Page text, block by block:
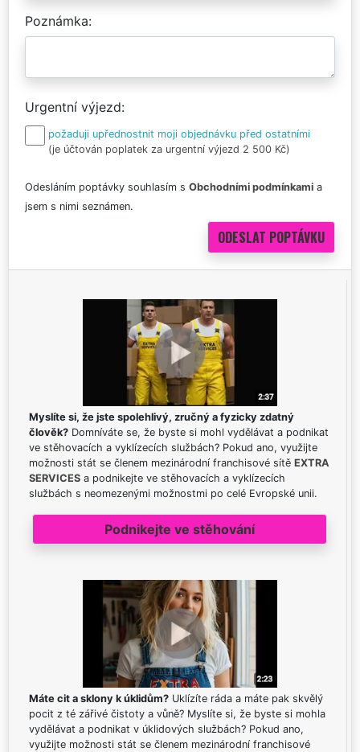
Poznámka
Urgentní výjezd
požaduji upřednostnit moji objednávku před ostatními
(je účtován poplatek za urgentní výjezd 2 500 Kč)
Odesláním poptávky souhlasím s Obchodními podmínkami a
jsem s nimi seznámen.
Myslíte si, že jste spolehlivý, zručný a fyzicky zdatný
člověk? Domníváte se, že byste si mohl vydělávat a podnikat
ve stěhovacích a vyklízecích službách? Pokud ano, využijte
možnosti stát se členem mezinárodní franchisové sítě EXTRA
SERVICES a podnikejte ve stěhovacích a vyklízecích
službách s neomezenými možnostmi po celé Evropské unii.
Podnikejte ve stěhování
Máte cit a sklony k úklidům? Uklízíte ráda a máte pak skvělý
pocit z té zářivé čistoty a vůně? Myslíte si, že byste si mohla
vydělávat a podnikat v úklidových službách? Pokud ano,
využijte možnosti stát se členem mezinárodní franchisové